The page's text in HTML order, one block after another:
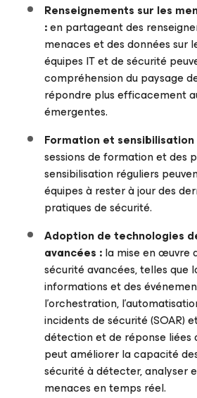
Renseignements sur les
:en partageant des
menaces et des données sur
équipes IT et de sécurité
compréhension du paysage
répondre plus efficacement
émergentes.
Formation et
sessions de formation et des
sensibilisation réguliers
équipes à rester à jour des
pratiques de sécurité.
Adoption de technologies
avancées :la mise en œuvre
sécurité avancées, telles que
informations et des
l’orchestration,
incidents de sécurité (SOAR)
détection et de réponse liées
peut améliorer la capacité
sécurité à détecter, analyser
menaces en temps réel.